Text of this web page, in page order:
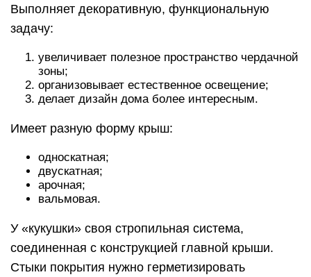
Выполняет декоративную, функциональную
задачу:
увеличивает полезное пространство чердачной
зоны;
организовывает естественное освещение;
делает дизайн дома более интересным.
Имеет разную форму крыш:
односкатная;
двускатная;
арочная;
вальмовая.
У «кукушки» своя стропильная система,
соединенная с конструкцией главной крыши.
Стыки покрытия нужно герметизировать